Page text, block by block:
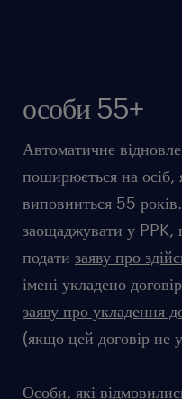
особи 55+
Автоматичне
поширюється на
виповниться 55
заощаджувати у PPK,
подати заяву про
імені укладено
заяву про укладення
(якщо цей договір не
Особи, які